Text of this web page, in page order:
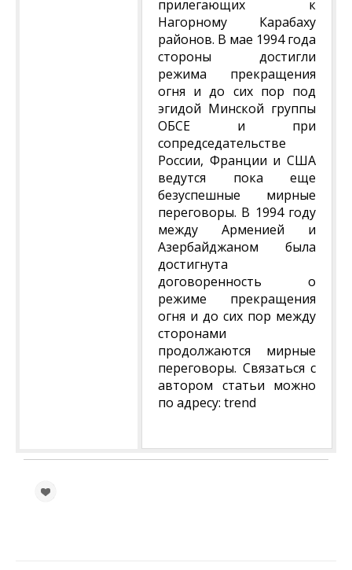
прилегающих к
Нагорному Карабаху
районов. В мае 1994 года
стороны достигли
режима прекращения
огня и до сих пор под
эгидой Минской группы
ОБСЕ и при
сопредседательстве
России, Франции и США
ведутся пока еще
безуспешные мирные
переговоры. В 1994 году
между Арменией и
Азербайджаном была
достигнута
договоренность о
режиме прекращения
огня и до сих пор между
сторонами
продолжаются мирные
переговоры. Связаться с
автором статьи можно
по адресу: trend